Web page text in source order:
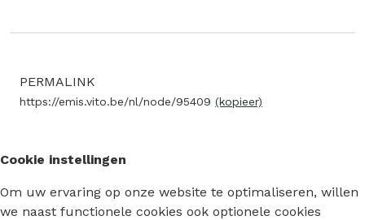
PERMALINK
https://emis.vito.be/nl/node/95409 (kopieer)
Cookie instellingen
Om uw ervaring op onze website te optimaliseren, willen
we naast functionele cookies ook optionele cookies